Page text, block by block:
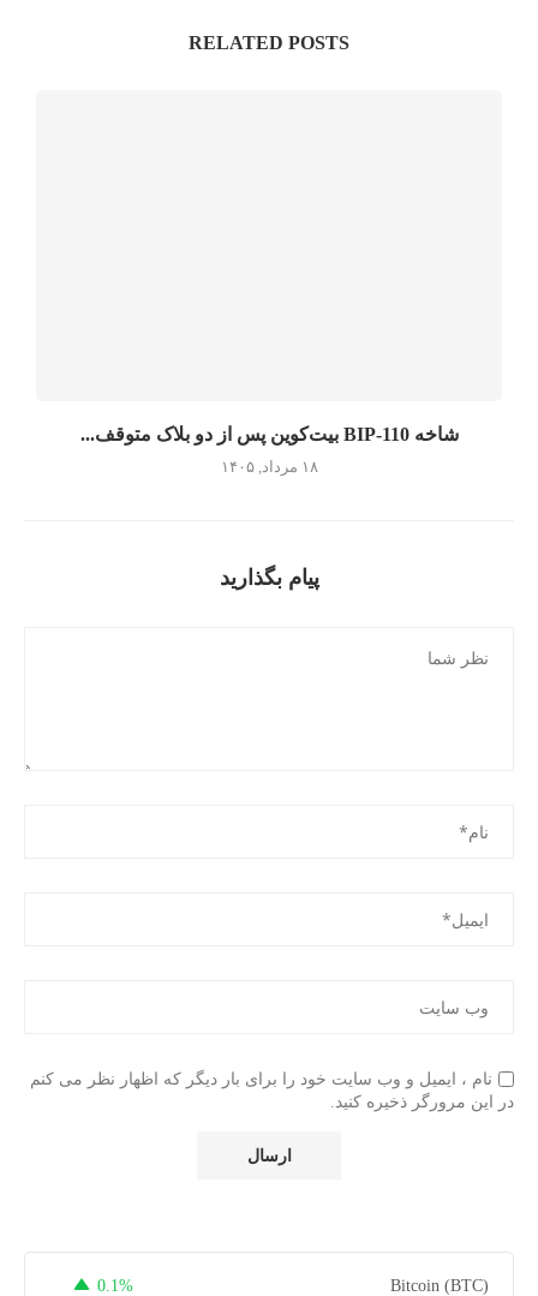
RELATED POSTS
شاخه BIP-110 بیت‌کوین پس از دو بلاک متوقف...
۱۸ مرداد, ۱۴۰۵
پیام بگذارید
نام ، ایمیل و وب سایت خود را برای بار دیگر که اظهار نظر می کنم
در این مرورگر ذخیره کنید.
Bitcoin (BTC)
0.1%